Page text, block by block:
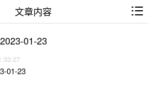
文章内容
01-23
01-23